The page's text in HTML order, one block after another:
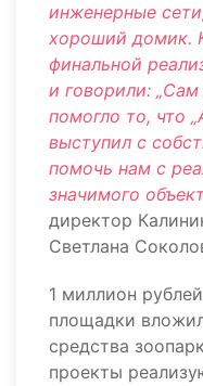
инженерные
хороший домик.
финальной
и говорили:
помогло то, что
выступил с
помочь нам с
значимого
директор
Светлана
1 миллион
площадки
средства
проекты